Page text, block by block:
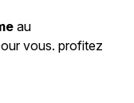
au
vous. profitez